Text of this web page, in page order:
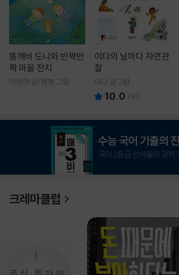
똥깨비 도니와 반짝반
짝 마을 잔치
이현아 글/핸짱 그림
이다의 날마다 자연관
찰
이다 글그림
10.0 (9)
크레마클럽